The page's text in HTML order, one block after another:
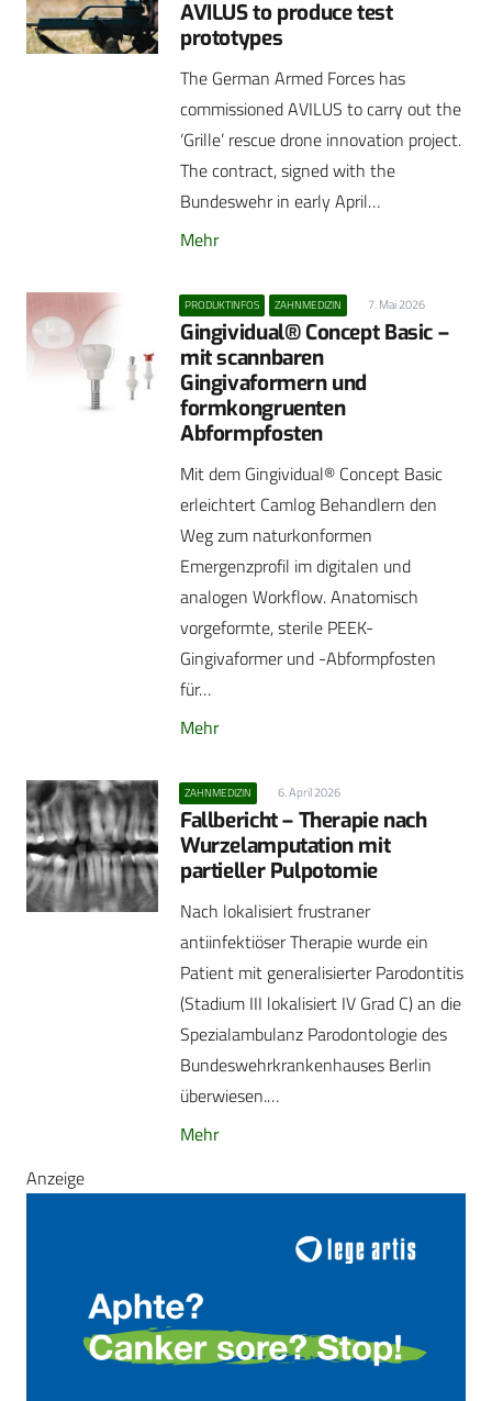
AVILUS to produce test
prototypes
The German Armed Forces has
commissioned AVILUS to carry out the
‘Grille’ rescue drone innovation project.
The contract, signed with the
Bundeswehr in early April…
Mehr
PRODUKTINFOS ZAHNMEDIZIN 7. Mai 2026
Gingividual® Concept Basic –
mit scannbaren
Gingivaformern und
formkongruenten
Abformpfosten
Mit dem Gingividual® Concept Basic
erleichtert Camlog Behandlern den
Weg zum naturkonformen
Emergenzprofil im digitalen und
analogen Workflow. Anatomisch
vorgeformte, sterile PEEK-
Gingivaformer und -Abformpfosten
für…
Mehr
ZAHNMEDIZIN 6. April 2026
Fallbericht – Therapie nach
Wurzelamputation mit
partieller Pulpotomie
Nach lokalisiert frustraner
antiinfektiöser Therapie wurde ein
Patient mit generalisierter Parodontitis
(Stadium III lokalisiert IV Grad C) an die
Spezialambulanz Parodontologie des
Bundeswehrkrankenhauses Berlin
überwiesen.…
Mehr
Anzeige